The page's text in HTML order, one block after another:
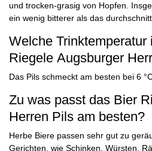
und trocken-grasig von Hopfen.
ein wenig bitterer als das
Welche Trinktemperatur
Riegele Augsburger
Das Pils schmeckt am besten bei 6
Zu was passt das Bier
Herren Pils am besten?
Herbe Biere passen sehr gut zu
Gerichten, wie Schinken, Würsten,